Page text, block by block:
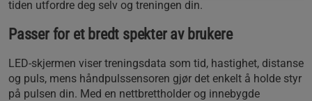
tiden utfordre deg selv og treningen din.
Passer for et bredt spekter av brukere
LED-skjermen viser treningsdata som tid, hastighet, distanse
og puls, mens håndpulssensoren gjør det enkelt å holde styr
på pulsen din. Med en nettbrettholder og innebygde